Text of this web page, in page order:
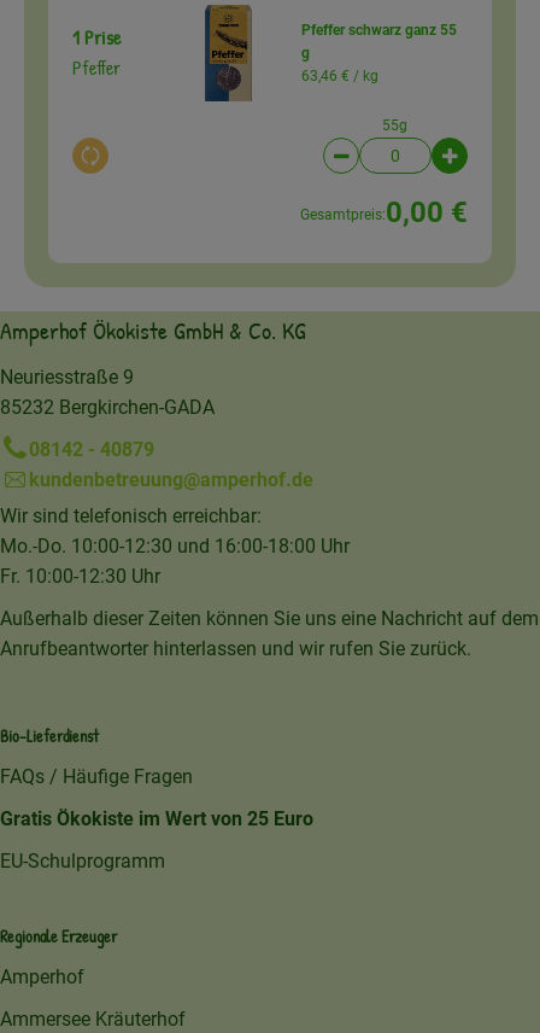
1 Prise
Pfeffer
Auswahl ändern
Pfeffer schwarz ganz 55
g
63,46 € / kg
55g
Artikelanzahl
Gesamtpreis:0,00 €
Amperhof Ökokiste GmbH & Co. KG
Neuriesstraße 9
85232 Bergkirchen-GADA
08142 - 40879
kundenbetreuung@amperhof.de
Wir sind telefonisch erreichbar:
Mo.-Do. 10:00-12:30 und 16:00-18:00 Uhr
Fr. 10:00-12:30 Uhr
Außerhalb dieser Zeiten können Sie uns eine Nachricht auf dem
Anrufbeantworter hinterlassen und wir rufen Sie zurück.
Bio-Lieferdienst
FAQs / Häufige Fragen
Gratis Ökokiste im Wert von 25 Euro
EU-Schulprogramm
Regionale Erzeuger
Amperhof
Ammersee Kräuterhof